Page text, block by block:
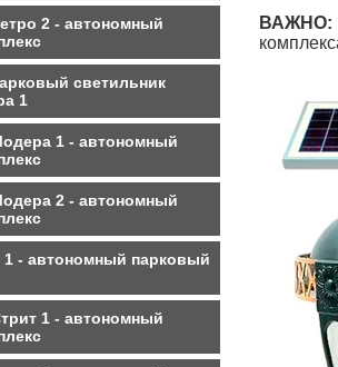
2 - автономный
светильник
1
1 - автономный
2 - автономный
- автономный парковый
1 - автономный
ВАЖНО: